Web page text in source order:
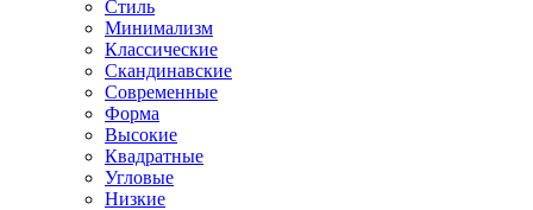
Стиль
Минимализм
Классические
Скандинавские
Современные
Форма
Высокие
Квадратные
Угловые
Низкие